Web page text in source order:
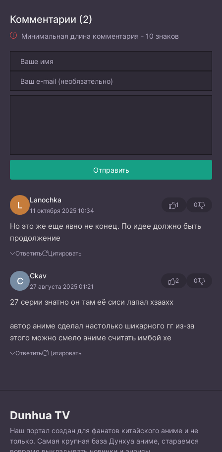
Комментарии (2)
Минимальная длина комментария - 10 знаков
Отправить
L Lanochka
11 октября 2025 10:34
1 0
Но это же еще явно не конец. По идее должно быть
продолжение
Ответить Цитировать
C Ckav
27 августа 2025 01:21
2 0
27 серии знатно он там её сиси лапал хзаахх
автор аниме сделал настолько шикарного гг из-за
этого можно смело аниме считать имбой хе
Ответить Цитировать
Dunhua TV
Наш портал создан для фанатов китайского аниме и не
только. Самая крупная база Дунхуа аниме, стараемся